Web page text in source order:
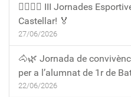
🏃‍♀️🏃‍♂️ III Jornades
Castellar! 🏅
27/06/2026
🐴🌿 Jornada de
per a l’alumnat de 1r de
22/06/2026